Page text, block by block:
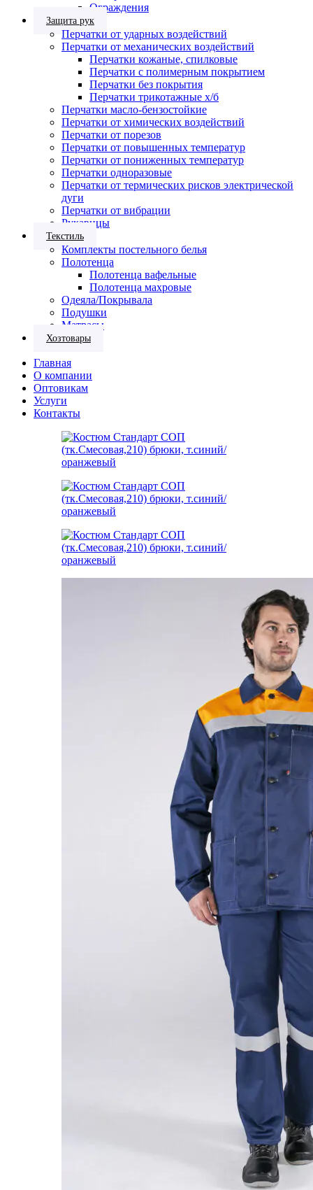
Ограждения
Защита рук
Перчатки от ударных воздействий
Перчатки от механических воздействий
Перчатки кожаные, спилковые
Перчатки с полимерным покрытием
Перчатки без покрытия
Перчатки трикотажные х/б
Перчатки масло-бензостойкие
Перчатки от химических воздействий
Перчатки от порезов
Перчатки от повышенных температур
Перчатки от пониженных температур
Перчатки одноразовые
Перчатки от термических рисков электрической
дуги
Перчатки от вибрации
Рукавицы
Текстиль
Комплекты постельного белья
Полотенца
Полотенца вафельные
Полотенца махровые
Одеяла/Покрывала
Подушки
Матрасы
Хозтовары
Главная
О компании
Оптовикам
Услуги
Контакты